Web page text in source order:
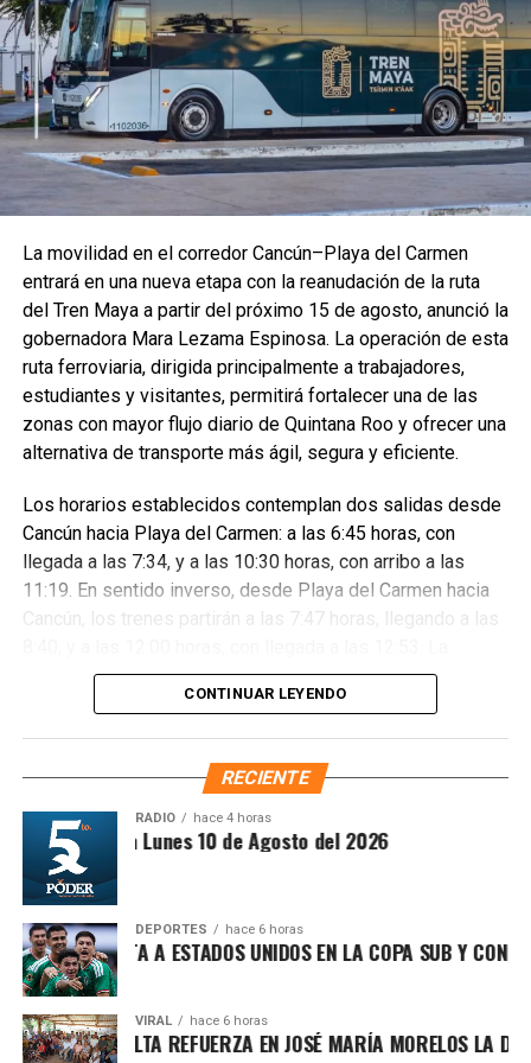
La Presidenta Claudia Sheinbaum encabezó la ceremonia
nacional desde San Nicolás de los Ranchos, Puebla,
donde firmó el Decreto que establece la Jornada Nacional
de Reforestación y tomó juramento a los Defensores del
Medio Ambiente, en el marco del Día Internacional de los
Pueblos Indígenas.
Previo al enlace, la Gobernadora tomó juramento a los
defensores ambientales en Caobas y reconoció a las
comunidades mayas y ejidatarias que han preservado los
territorios forestales por generaciones. Acompañada por
autoridades civiles y militares, subrayó que la protección
ambiental también es una prioridad económica y social
La movilidad en el corredor Cancún–Playa del Carmen
entrará en una nueva etapa con la reanudación de la ruta
del Tren Maya a partir del próximo 15 de agosto, anunció la
gobernadora Mara Lezama Espinosa. La operación de esta
ruta ferroviaria, dirigida principalmente a trabajadores,
estudiantes y visitantes, permitirá fortalecer una de las
zonas con mayor flujo diario de Quintana Roo y ofrecer una
alternativa de transporte más ágil, segura y eficiente.
Los horarios establecidos contemplan dos salidas desde
Cancún hacia Playa del Carmen: a las 6:45 horas, con
llegada a las 7:34, y a las 10:30 horas, con arribo a las
11:19. En sentido inverso, desde Playa del Carmen hacia
Cancún, los trenes partirán a las 7:47 horas, llegando a las
información sobre disponibilidad y reservaciones estará
disponible vía telefónica y en los portales oficiales del
CONTINUAR LEYENDO
RECIENTE
RADIO hace 4 horas
Matutina Lunes 10 de Agosto del 2026
DEPORTES hace 6 horas
DERROTA A ESTADOS UNIDOS EN LA COPA SUB Y CONFIRMA
VIRAL hace 6 horas
PERALTA REFUERZA EN JOSÉ MARÍA MORELOS LA